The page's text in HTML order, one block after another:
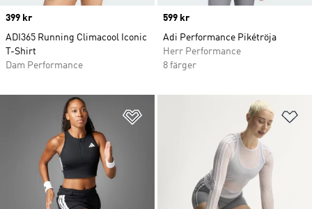
Price
399 kr
ADI365 Running Climacool Iconic
T-Shirt
Dam Performance
Price
599 kr
Adi Performance Pikétröja
Herr Performance
8 färger
Lägg till på önskelistan